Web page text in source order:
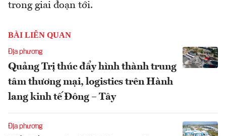
trong giai đoạn tới.
BÀI LIÊN QUAN
Địa phương
Quảng Trị thúc đẩy hình thành trung
tâm thương mại, logistics trên Hành
lang kinh tế Đông – Tây
Địa phương